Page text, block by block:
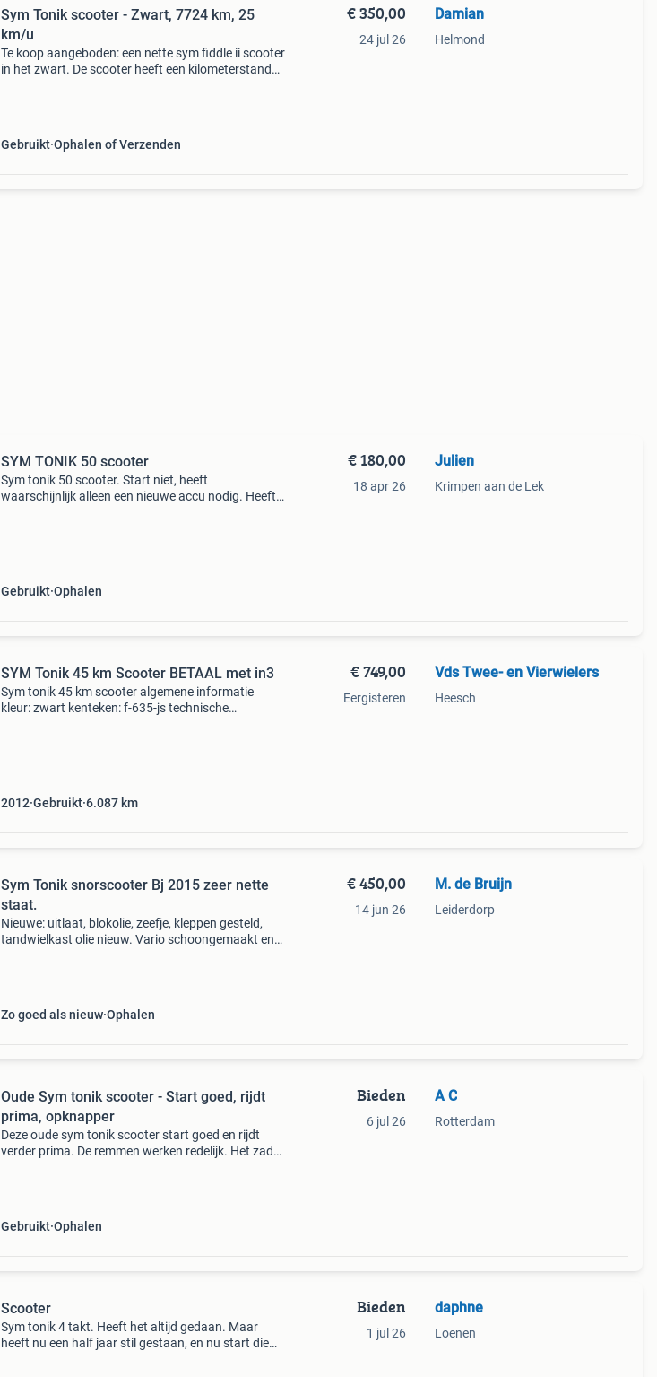
Sym Tonik scooter - Zwart, 7724 km, 25
km/u
Te koop aangeboden: een nette sym fiddle ii scooter
in het zwart. De scooter heeft een kilometerstand
Gebruikt Ophalen of Verzenden
€ 350,00
24 jul 26
Damian
Helmond
SYM TONIK 50 scooter
Sym tonik 50 scooter. Start niet, heeft
waarschijnlijk alleen een nieuwe accu nodig. Heeft
Gebruikt Ophalen
€ 180,00
18 apr 26
Julien
Krimpen aan de Lek
SYM Tonik 45 km Scooter BETAAL met in3
Sym tonik 45 km scooter algemene informatie
kleur: zwart kenteken: f-635-js technische
2012 Gebruikt 6.087 km
€ 749,00
Eergisteren
Vds Twee- en Vierwielers
Heesch
Sym Tonik snorscooter Bj 2015 zeer nette
staat.
Nieuwe: uitlaat, blokolie, zeefje, kleppen gesteld,
tandwielkast olie nieuw. Vario schoongemaakt en
Zo goed als nieuw Ophalen
€ 450,00
14 jun 26
M. de Bruijn
Leiderdorp
Oude Sym tonik scooter - Start goed, rijdt
prima, opknapper
Deze oude sym tonik scooter start goed en rijdt
verder prima. De remmen werken redelijk. Het zadel
Gebruikt Ophalen
Bieden
6 jul 26
A C
Rotterdam
Scooter
Sym tonik 4 takt. Heeft het altijd gedaan. Maar
heeft nu een half jaar stil gestaan, en nu start die
Bieden
1 jul 26
daphne
Loenen